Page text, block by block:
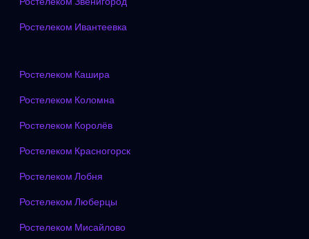
Ростелеком Ивантеевка
Ростелеком Кашира
Ростелеком Коломна
Ростелеком Королёв
Ростелеком Красногорск
Ростелеком Лобня
Ростелеком Люберцы
Ростелеком Мисайлово